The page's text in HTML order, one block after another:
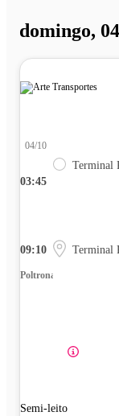
domingo,
03:45
04/10
Terminal
09:10 Terminal
Poltrona
Semi-leito